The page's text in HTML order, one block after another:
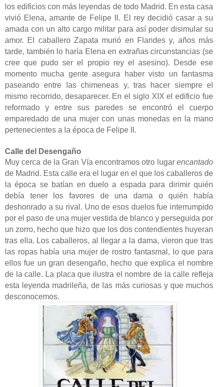
los edificios con más leyendas de todo Madrid. En esta casa
vivió Elena, amante de Felipe II. El rey decidió casar a su
amada con un alto cargo militar para así poder disimular su
amor. El caballero Zapata murió en Flandes y, años más
tarde, también lo haría Elena en extrañas circunstancias (se
cree que pudo ser el propio rey el asesino). Desde ese
momento mucha gente asegura haber visto un fantasma
paseando entre las chimeneas y, tras hacer siempre el
mismo recorrido, desaparecer. En el siglo XIX el edificio fue
reformado y entre sus paredes se encontró el cuerpo
emparedado de una mujer con unas monedas en la mano
pertenecientes a la época de Felipe II.
Calle del Desengaño
Muy cerca de la Gran Vía encontramos otro lugar encantado
de Madrid. Esta calle era el lugar en el que los caballeros de
la época se batían en duelo a espada para dirimir quién
debía tener los favores de una dama o quién había
deshonrado a su rival. Uno de esos duelos fue interrumpido
por el paso de una mujer vestida de blanco y perseguida por
un zorro, hecho que hizo que los dos contendientes huyeran
tras ella. Los caballeros, al llegar a la dama, vieron que tras
las ropas había una mujer de rostro fantasmal, lo que para
ellos fue un gran desengaño, hecho que explica el nombre
de la calle. La placa que ilustra el nombre de la calle refleja
esta leyenda madrileña, de las más curiosas y que muchos
desconocemos.